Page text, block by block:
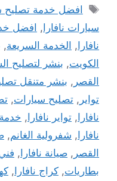
الوسوم
افضل خدمة تصليح
سيارات نافارا, افضل
نافارا, الخدمة السريعة,
الكويت, بنشر لتصليح
القصر , بنشر متنقل
تواير , تصليح سيارات,
نافارا, تواير نافارا,
نافارا, شفرولية الغانم,
القصر , صيانة نافارا,
بطاريات, كراج نافارا,